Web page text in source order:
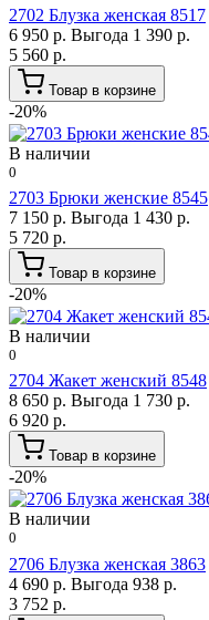
2702 Блузка женская 8517
6 950 р. Выгода 1 390 р.
5 560 р.
Товар в корзине
-20%
В наличии
0
2703 Брюки женские 8545
7 150 р. Выгода 1 430 р.
5 720 р.
Товар в корзине
-20%
В наличии
0
2704 Жакет женский 8548
8 650 р. Выгода 1 730 р.
6 920 р.
Товар в корзине
-20%
В наличии
0
2706 Блузка женская 3863
4 690 р. Выгода 938 р.
3 752 р.